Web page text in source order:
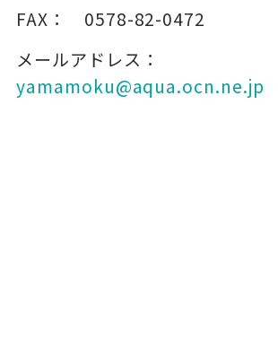
FAX：
0578-82-0472
メールアドレス：
yamamoku@aqua.ocn.ne.jp